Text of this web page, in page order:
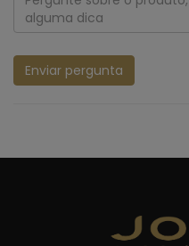
Enviar pergunta